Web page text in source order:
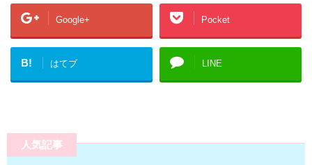
Google+ Pocket
B! はてブ LINE
人気記事